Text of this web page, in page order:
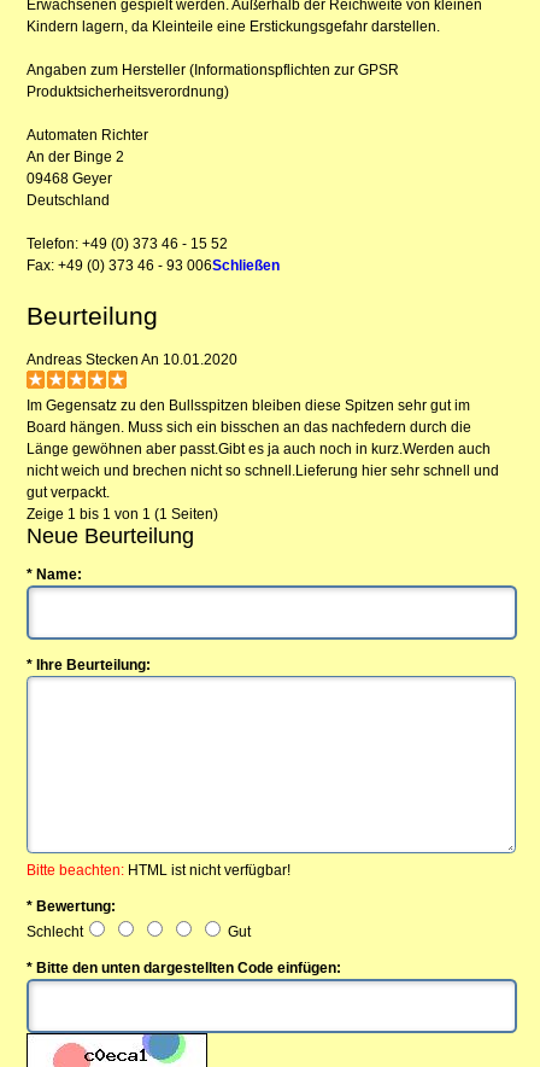
Erwachsenen gespielt werden. Außerhalb der Reichweite von kleinen
Kindern lagern, da Kleinteile eine Erstickungsgefahr darstellen.
Angaben zum Hersteller (Informationspflichten zur GPSR
Produktsicherheitsverordnung)
Automaten Richter
An der Binge 2
09468 Geyer
Deutschland
Telefon: +49 (0) 373 46 - 15 52
Fax: +49 (0) 373 46 - 93 006Schließen
Beurteilung
Andreas Stecken An 10.01.2020
Im Gegensatz zu den Bullsspitzen bleiben diese Spitzen sehr gut im
Board hängen. Muss sich ein bisschen an das nachfedern durch die
Länge gewöhnen aber passt.Gibt es ja auch noch in kurz.Werden auch
nicht weich und brechen nicht so schnell.Lieferung hier sehr schnell und
gut verpackt.
Zeige 1 bis 1 von 1 (1 Seiten)
Neue Beurteilung
* Name:
* Ihre Beurteilung:
Bitte beachten: HTML ist nicht verfügbar!
* Bewertung:
Schlecht
Gut
* Bitte den unten dargestellten Code einfügen: